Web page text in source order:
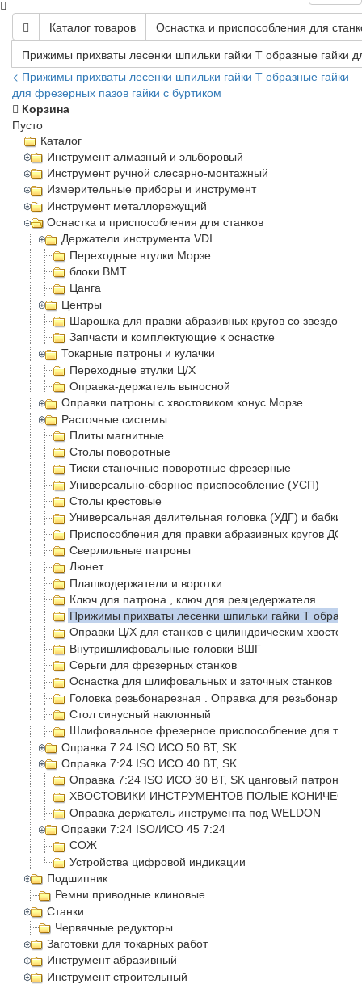
Каталог товаров
Оснастка и приспособления для
Прижимы прихваты лесенки шпильки гайки Т образные гайки
< Прижимы прихваты лесенки шпильки гайки Т образные гайки
для фрезерных пазов гайки с буртиком
Корзина
Пусто
Каталог
Инструмент алмазный и эльборовый
Инструмент ручной слесарно-монтажный
Измерительные приборы и инструмент
Инструмент металлорежущий
Оснастка и приспособления для станков
Держатели инструмента VDI
Переходные втулки Морзе
блоки BMT
Цанга
Центры
Шарошка для правки абразивных кругов со
Запчасти и комплектующие к оснастке
Токарные патроны и кулачки
Переходные втулки Ц/Х
Оправка-держатель выносной
Оправки патроны с хвостовиком конус Морзе
Расточные системы
Плиты магнитные
Столы поворотные
Тиски станочные поворотные фрезерные
Универсально-сборное приспособление (УСП)
Столы крестовые
Универсальная делительная головка (УДГ) и бабки
Приспособления для правки абразивных кругов ДО-
Сверлильные патроны
Люнет
Плашкодержатели и воротки
Ключ для патрона , ключ для резцедержателя
Прижимы прихваты лесенки шпильки гайки Т
Оправки Ц/Х для станков с цилиндрическим
Внутришлифовальные головки ВШГ
Серьги для фрезерных станков
Оснастка для шлифовальных и заточных станков
Головка резьбонарезная . Оправка для
Стол синусный наклонный
Шлифовальное фрезерное приспособление для
Оправка 7:24 ISO ИСО 50 BT, SK
Оправка 7:24 ISO ИСО 40 BT, SK
Оправка 7:24 ISO ИСО 30 BT, SK цанговый патрон
ХВОСТОВИКИ ИНСТРУМЕНТОВ ПОЛЫЕ
Оправка держатель инструмента под WELDON
Оправки 7:24 ISO/ИСО 45 7:24
СОЖ
Устройства цифровой индикации
Подшипник
Ремни приводные клиновые
Станки
Червячные редукторы
Заготовки для токарных работ
Инструмент абразивный
Инструмент строительный